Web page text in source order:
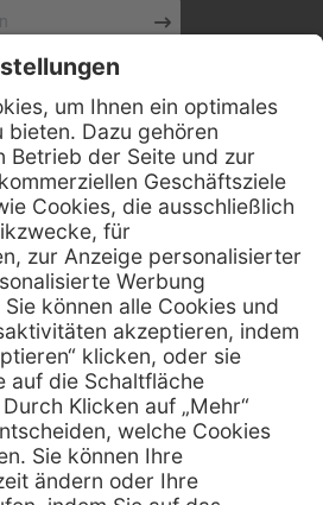
Kontakt
Medical Austria GmbH
Straße 297
A-1120 Wien
01 / 718 19 61 99
01 / 718 19 61 23
@ henryscheinmed.at
Hilfe
FAQs
Kontakt